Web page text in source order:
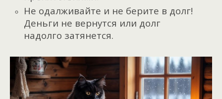
Не одалживайте и не берите в долг!
Деньги не вернутся или долг
надолго затянется.